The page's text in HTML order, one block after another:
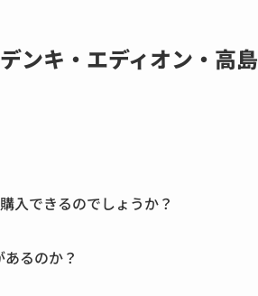
ンキ・エディオン・高島
入できるのでしょうか？
るのか？